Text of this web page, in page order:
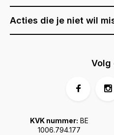
Acties die je niet wil
KVK nummer: BE
1006.794.177
Volg